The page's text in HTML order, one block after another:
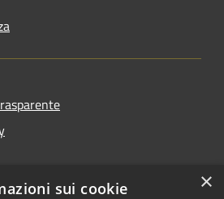
×
sui cookie